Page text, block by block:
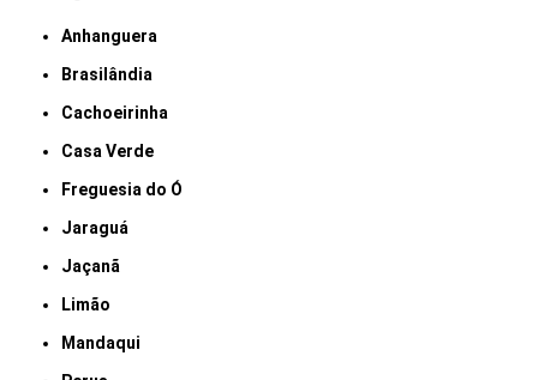
Anhanguera
Brasilândia
Cachoeirinha
Casa Verde
Freguesia do Ó
Jaraguá
Jaçanã
Limão
Mandaqui